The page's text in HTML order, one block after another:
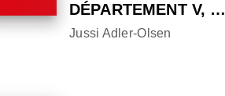
DÉPARTEMENT V, …
Jussi Adler-Olsen